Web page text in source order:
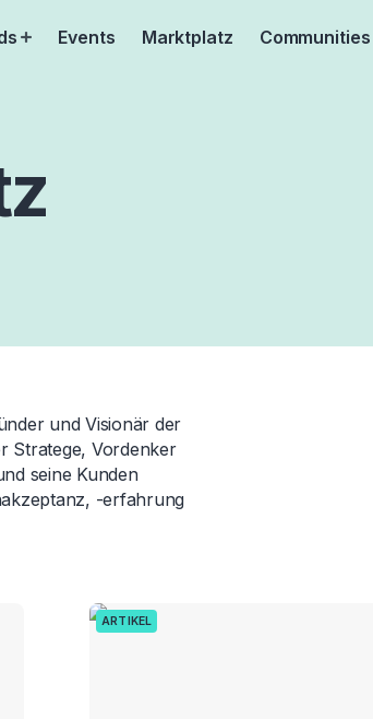
OpenEvents Marktplatz Communities
und Visionär der
Stratege, Vordenker
seine Kunden
-erfahrung
ARTIKEL